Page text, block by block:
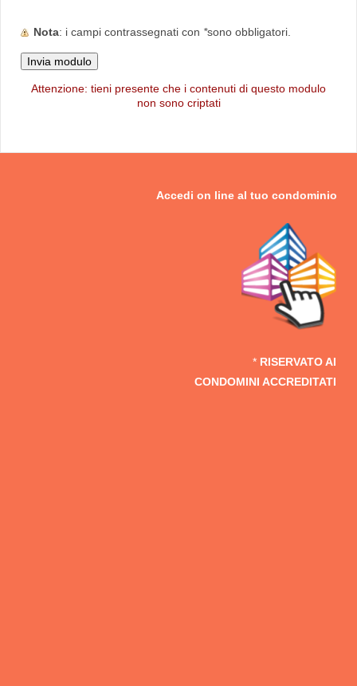
Nota : i campi contrassegnati con *sono obbligatori.
Attenzione: tieni presente che i contenuti di questo modulo
non sono criptati
Accedi on line al tuo condominio
* RISERVATO AI
CONDOMINI ACCREDITATI